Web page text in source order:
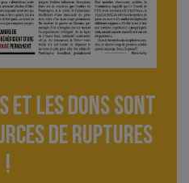
et les dons sont
de Ruptures
!